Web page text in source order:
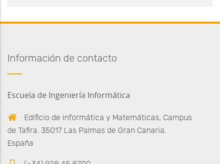
Información de contacto
Escuela de Ingeniería Informática
Edificio de Informática y Matemáticas, Campus
de Tafira. 35017 Las Palmas de Gran Canaria.
España